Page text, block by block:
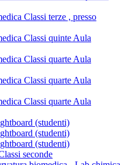
Classi terze , presso
Classi quinte Aula
Classi quarte Aula
Classi quarte Aula
Classi quarte Aula
(studenti)
(studenti)
(studenti)
seconde